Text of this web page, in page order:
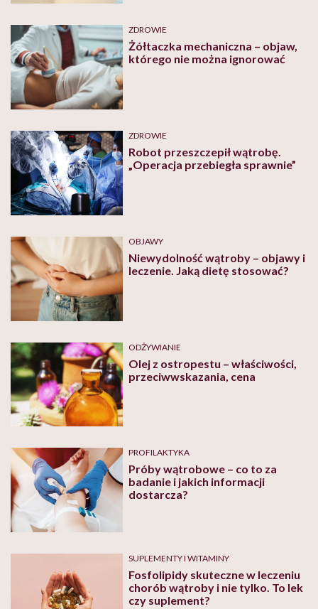
ZDROWIE
Żółtaczka mechaniczna – objaw,
którego nie można ignorować
ZDROWIE
Robot przeszczepił wątrobę.
„Operacja przebiegła sprawnie”
OBJAWY
Niewydolność wątroby – objawy i
leczenie. Jaką dietę stosować?
ODŻYWIANIE
Olej z ostropestu – właściwości,
przeciwwskazania, cena
PROFILAKTYKA
Próby wątrobowe – co to za
badanie i jakich informacji
dostarcza?
SUPLEMENTY I WITAMINY
Fosfolipidy skuteczne w leczeniu
chorób wątroby i nie tylko. To lek
czy suplement?